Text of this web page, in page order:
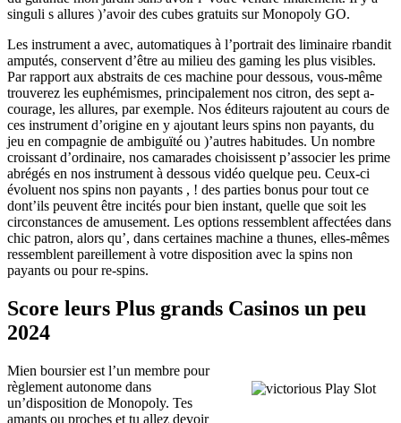
singuli s allures )’avoir des cubes gratuits sur Monopoly GO.
Les instrument a avec, automatiques à l’portrait des liminaire rbandit
amputés, conservent d’être au milieu des gaming les plus visibles.
Par rapport aux abstraits de ces machine pour dessous, vous-même
trouverez les euphémismes, principalement nos citron, des sept a-
courage, les allures, par exemple. Nos éditeurs rajoutent au cours de
ces instrument d’origine en y ajoutant leurs spins non payants, du
jeu en compagnie de ambiguïté ou )’autres habitudes. Un nombre
croissant d’ordinaire, nos camarades choisissent p’associer les prime
abrégés en nos instrument à dessous vidéo quelque peu. Ceux-ci
évoluent nos spins non payants , ! des parties bonus pour tout ce
dont’ils peuvent être incités pour bien instant, quelle que soit les
circonstances de amusement. Les options ressemblent affectées dans
chic patron, alors qu’, dans certaines machine a thunes, elles-mêmes
ressemblent pareillement à votre disposition avec la spins non
payants ou pour re-spins.
Score leurs Plus grands Casinos un peu
2024
Mien boursier est l’un membre pour
règlement autonome dans
un’disposition de Monopoly. Tes
amants ou proches et tu allez devoir